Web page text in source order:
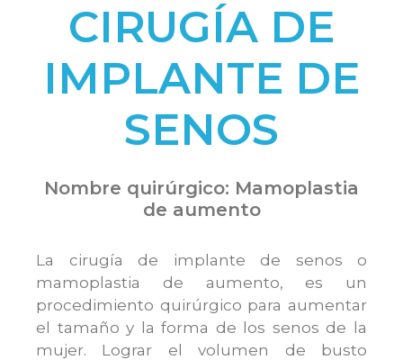
CIRUGÍA DE
IMPLANTE DE
SENOS
Nombre quirúrgico: Mamoplastia
de aumento
La cirugía de implante de senos o
mamoplastia de aumento, es un
procedimiento quirúrgico para aumentar
el tamaño y la forma de los senos de la
mujer. Lograr el volumen de busto